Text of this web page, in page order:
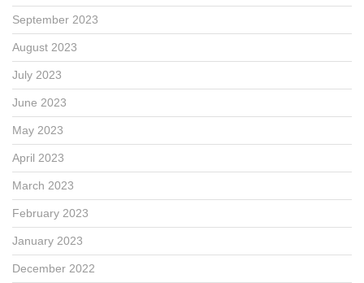
September 2023
August 2023
July 2023
June 2023
May 2023
April 2023
March 2023
February 2023
January 2023
December 2022